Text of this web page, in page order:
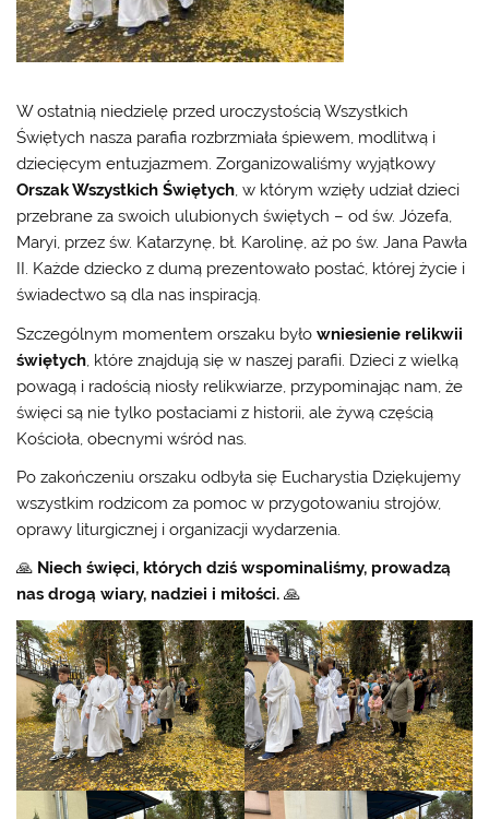
W ostatnią niedzielę przed uroczystością Wszystkich
Świętych nasza parafia rozbrzmiała śpiewem, modlitwą i
dziecięcym entuzjazmem. Zorganizowaliśmy wyjątkowy
Orszak Wszystkich Świętych, w którym wzięły udział dzieci
przebrane za swoich ulubionych świętych – od św. Józefa,
Maryi, przez św. Katarzynę, bł. Karolinę, aż po św. Jana Pawła
II. Każde dziecko z dumą prezentowało postać, której życie i
świadectwo są dla nas inspiracją.
Szczególnym momentem orszaku byłowniesienie relikwii
świętych, które znajdują się w naszej parafii. Dzieci z wielką
powagą i radością niosły relikwiarze, przypominając nam, że
święci są nie tylko postaciami z historii, ale żywą częścią
Kościoła, obecnymi wśród nas.
Po zakończeniu orszaku odbyła się Eucharystia Dziękujemy
wszystkim rodzicom za pomoc w przygotowaniu strojów,
oprawy liturgicznej i organizacji wydarzenia.
🙏 Niech święci, których dziś wspominaliśmy, prowadzą
nas drogą wiary, nadziei i miłości. 🙏